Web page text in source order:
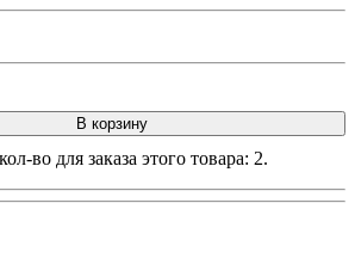
В корзину
во для заказа этого товара: 2.